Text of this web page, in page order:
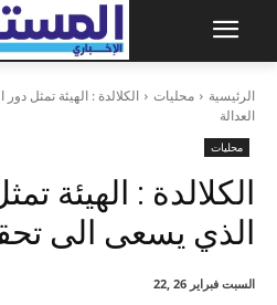
الرئيسية محليات
الكلالدة : الهيئة تمثل
العدالة
محليات
الكلالدة : الهيئة
الذي يسعى الى
السبت فبراير 26 ,22